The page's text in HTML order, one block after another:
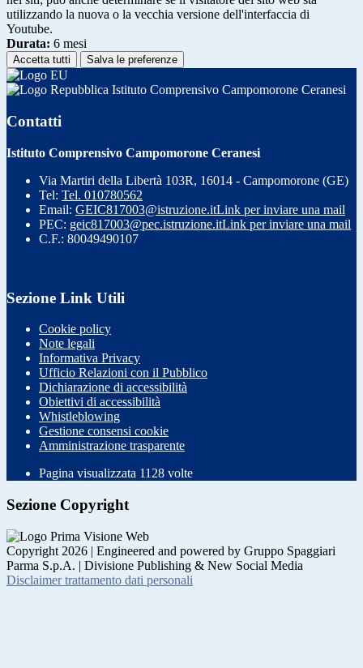
utilizzando la nuova o la vecchia versione dell'interfaccia di
Youtube.
Durata: 6 mesi
Accetta tutti Salva le preferenze
Istituto Comprensivo Campomorone Ceranesi
Contatti
Istituto Comprensivo Campomorone Ceranesi
Via Martiri della Libertà 103R, 16014 - Campomorone (GE)
Tel: Tel. 010780562
Email: GEIC817003@istruzione.itLink per inviare una mail
PEC: geic817003@pec.istruzione.itLink per inviare una mail
C.F.: 80049490107
Sezione Link Utili
Cookie policy
Note legali
Informativa Privacy
Ufficio Relazioni con il Pubblico
Dichiarazione di accessibilità
Obiettivi di accessibilità
Whistleblowing
Gestione consensi cookie
Amministrazione trasparente
Pagina visualizzata 1128 volte
Sezione Copyright
Copyright 2026 | Engineered and powered by Gruppo Spaggiari
Parma S.p.A. | Divisione Publishing & New Social Media
Disclaimer trattamento dati personali